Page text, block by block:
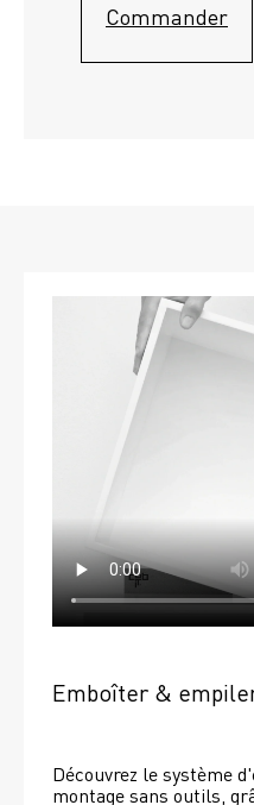
Commander
Emboîter &
Découvrez le système
montage sans outils,